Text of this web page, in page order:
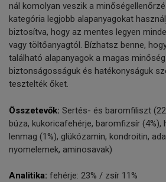
nál komolyan veszik a
kategória legjobb alapanyagokat
biztosítva, hogy az mentes legyen
vagy töltőanyagtól. Bízhatsz benne,
található alapanyagok a magas
biztonságosságuk és hatékonyságuk
tesztelték őket.
Összetevők: Sertés- és baromfiliszt
búza, kukoricafehérje, baromfizsír (4%),
lenmag (1%), glükózamin, kondroitin,
nyomelemek, aminosavak)
Analitika: fehérje: 23% / zsír 11%